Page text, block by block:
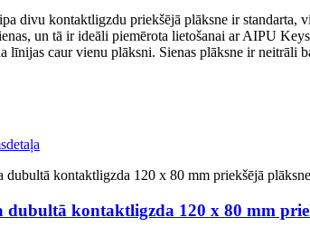
divu kontaktligzdu priekšējā plāksne ir standarta,
un tā ir ideāli piemērota lietošanai ar AIPU
līnijas caur vienu plāksni. Sienas plāksne ir neitrāli
detaļa
dubultā kontaktligzda 120 x 80 mm